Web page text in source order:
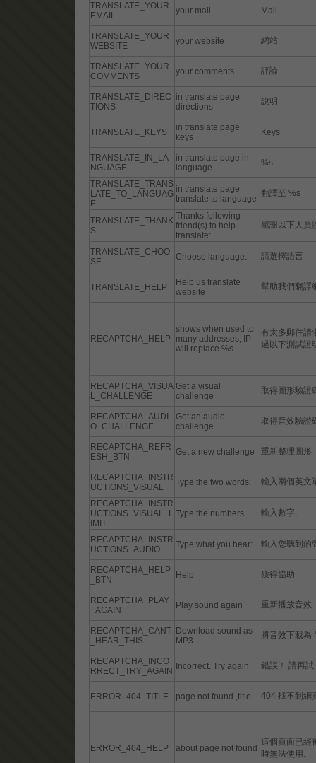
TRANSLATE_YOUR
EMAIL
your mail Mail
TRANSLATE_YOUR
WEBSITE
your website 網站
TRANSLATE_YOUR
COMMENTS
your comments 評論
TRANSLATE_DIREC
TIONS
in translate page
directions
說明
TRANSLATE_KEYS
in translate page
keys
Keys
TRANSLATE_IN_LA
NGUAGE
in translate page in
language
%s
TRANSLATE_TRANS
LATE_TO_LANGUAG
E
in translate page
translate to language
翻譯至 %s
TRANSLATE_THANK
S
Thanks following
friend(s) to help
translate:
感謝以下人員
TRANSLATE_CHOO
SE
Choose language: 請選擇語言
TRANSLATE_HELP
Help us translate
website
幫助我們翻譯
RECAPTCHA_HELP
shows when used to
many addresses, IP
will replace %s
有太多郵件請
過以下測試證
RECAPTCHA_VISUA
L_CHALLENGE
Get a visual
challenge
取得圖形驗證
RECAPTCHA_AUDI
O_CHALLENGE
Get an audio
challenge
取得音效驗證
RECAPTCHA_REFR
ESH_BTN
Get a new challenge 重新整理圖形
RECAPTCHA_INSTR
UCTIONS_VISUAL
Type the two words: 輸入兩個英文
RECAPTCHA_INSTR
UCTIONS_VISUAL_L
IMIT
Type the numbers 輸入數字:
RECAPTCHA_INSTR
UCTIONS_AUDIO
Type what you hear: 輸入您聽到的
RECAPTCHA_HELP
_BTN
Help 獲得協助
RECAPTCHA_PLAY
_AGAIN
Play sound again 重新播放音效
RECAPTCHA_CANT
_HEAR_THIS
Download sound as
MP3
將音效下載為
RECAPTCHA_INCO
RRECT_TRY_AGAIN
Incorrect. Try again. 錯誤！ 請再試
ERROR_404_TITLE page not found ,title 404 找不到網
ERROR_404_HELP about page not found
這個頁面已經
時無法使用。